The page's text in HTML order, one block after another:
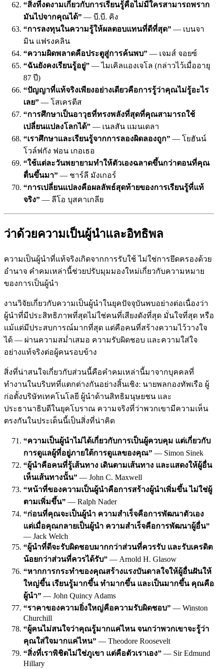
“สิ่งที่งดงามเกี่ยวกับการเรียนรู้คือไม่มีใครสามารถพราก
มันไปจากคุณได้” — บี.บี. คิง
“การลงทุนในความรู้ให้ผลตอบแทนที่ดีที่สุด” — เบนจา
มิน แฟรงคลิน
“ความผิดพลาดคือประตูสู่การค้นพบ” — เจมส์ จอยซ์
“ฉันยังคงเรียนรู้อยู่” — ไมเคิลแองเจโล (กล่าวไว้เมื่ออายุ
87 ปี)
“ปัญญาที่แท้จริงเพียงอย่างเดียวคือการรู้ว่าคุณไม่รู้อะไร
เลย” — โสเครตีส
“การศึกษาเป็นอาวุธที่ทรงพลังที่สุดที่คุณสามารถใช้
เปลี่ยนแปลงโลกได้” — เนลสัน แมนเดลา
“เราศึกษาและเรียนรู้จากการลองผิดลองถูก” — โยฮันน์
โวล์ฟกัง ฟอน เกอเธอ
“ใช้แต่ละวันพยายามทำให้ตัวเองฉลาดขึ้นกว่าตอนที่คุณ
ตื่นขึ้นมา” — ชาร์ลี มังเกอร์
“การเปลี่ยนแปลงคือผลลัพธ์สุดท้ายของการเรียนรู้ที่แท้
จริง” — ลีโอ บุสคาเกลีย
ว่าด้วยความเป็นผู้นำและอิทธิพล
ความเป็นผู้นำที่แท้จริงเกิดจากการรับใช้ ไม่ใช่การยึดครองด้วย
อำนาจ คำคมเหล่านี้ช่วยปรับมุมมองใหม่เกี่ยวกับความหมาย
ของการเป็นผู้นำ
งานวิจัยเกี่ยวกับความเป็นผู้นำในยุคปัจจุบันพบอย่างต่อเนื่องว่า
ผู้นำที่มีประสิทธิภาพที่สุดไม่ใช่คนที่เสียงดังที่สุด มั่นใจที่สุด หรือ
แม้แต่มีประสบการณ์มากที่สุด แต่คือคนที่สร้างความไว้วางใจ
ได้ — ผ่านความสม่ำเสมอ ความรับผิดชอบ และความใส่ใจ
อย่างแท้จริงต่อผู้คนรอบข้าง
สิ่งที่น่าสนใจเกี่ยวกับส่วนนี้คือคำคมเหล่านี้มาจากบุคคลที่
ทำงานในบริบทที่แตกต่างกันอย่างสิ้นเชิง: นายพลกองทัพเรือ ผู้
ก่อตั้งบริษัทเทคโนโลยี ผู้นำด้านสิทธิมนุษยชน และ
ประธานาธิบดีในยุคโบราณ ความจริงที่ว่าพวกเขามีความเห็น
ตรงกันในประเด็นนี้เป็นสิ่งที่น่าคิด
“ความเป็นผู้นำไม่ได้เกี่ยวกับการเป็นผู้ควบคุม แต่เกี่ยวกับ
การดูแลผู้ที่อยู่ภายใต้การดูแลของคุณ” — Simon Sinek
“ผู้นำคือคนที่รู้เส้นทาง เดินตามเส้นทาง และแสดงให้ผู้อื่น
เห็นเส้นทางนั้น” — John C. Maxwell
“หน้าที่ของความเป็นผู้นำคือการสร้างผู้นำเพิ่มขึ้น ไม่ใช่ผู้
ตามเพิ่มขึ้น” — Ralph Nader
“ก่อนที่คุณจะเป็นผู้นำ ความสำเร็จคือการพัฒนาตัวเอง
แต่เมื่อคุณกลายเป็นผู้นำ ความสำเร็จคือการพัฒนาผู้อื่น”
— Jack Welch
“ผู้นำที่ดีจะรับผิดชอบมากกว่าส่วนที่ควรรับ และรับเครดิต
น้อยกว่าส่วนที่ควรได้รับ” — Arnold H. Glasow
“หากการกระทำของคุณสร้างแรงบันดาลใจให้ผู้อื่นฝันให้
ใหญ่ขึ้น เรียนรู้มากขึ้น ทำมากขึ้น และเป็นมากขึ้น คุณคือ
ผู้นำ” — John Quincy Adams
“ราคาของความยิ่งใหญ่คือความรับผิดชอบ” — Winston
Churchill
“ผู้คนไม่สนใจว่าคุณรู้มากแค่ไหน จนกว่าพวกเขาจะรู้ว่า
คุณใส่ใจมากแค่ไหน” — Theodore Roosevelt
“สิ่งที่เราพิชิตไม่ใช่ภูเขา แต่คือตัวเราเอง” — Sir Edmund
Hillary